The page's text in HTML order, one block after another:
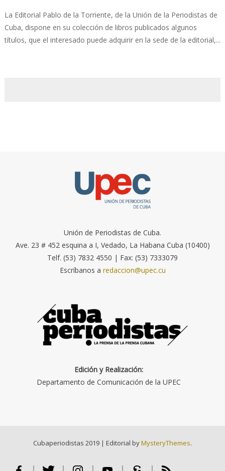
La Editorial Pablo de la Torriente, de la Unión de la Periodistas de
Cuba, dispone en su colección de libros publicados algunos
títulos, que el interesado puede adquirir en la sede de la editorial,...
Unión de Periodistas de Cuba.
Ave. 23 # 452 esquina a I, Vedado, La Habana Cuba (10400)
Telf. (53) 7832 4550 | Fax: (53) 7333079
Escríbanos a redaccion@upec.cu
Edición y Realización:
Departamento de Comunicación de la UPEC
Cubaperiodistas 2019 | Editorial byMysteryThemes.